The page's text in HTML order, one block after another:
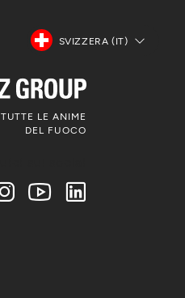
SVIZZERA (IT)
TUTTE LE ANIME
DEL FUOCO